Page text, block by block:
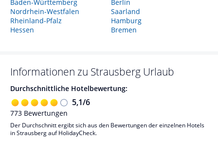
Baden-Württemberg
Nordrhein-Westfalen
Rheinland-Pfalz
Hessen
Berlin
Saarland
Hamburg
Bremen
Informationen zu Strausberg Urlaub
Durchschnittliche Hotelbewertung:
5,1/6
773 Bewertungen
Der Durchschnitt ergibt sich aus den Bewertungen der einzelnen Hotels
in Strausberg auf HolidayCheck.